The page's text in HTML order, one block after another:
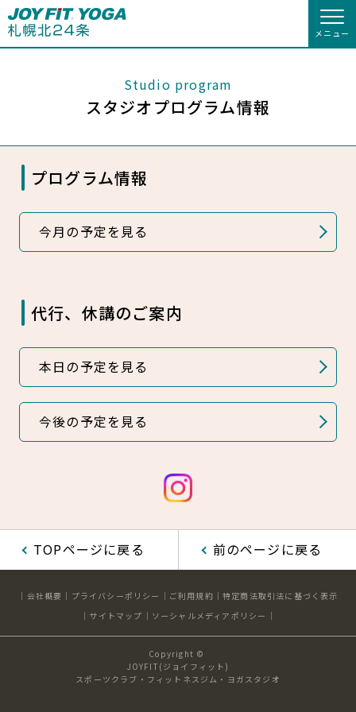
メニュー
会員様向けのご案内
会員の方へトップ
会員様へのお知らせ
予約する
店舗情報・サービス よくあるご質問
店舗へのお問い合わせ
入会のお手続きをする
入会するトップ
クレジットカードで入会する
入会を悩まれている方へ
入会を悩まれている方へトップ
施設ご利用案内 料金のご案内
アクセス 店舗情報・サービス
見学・体験 スタジオプログラム情報
入会方法
JOYFIT総合トップ
JOYFIT+
Studio program
スタジオプログラム情報
プログラム情報
今月の予定を見る
代行、休講のご案内
本日の予定を見る
今後の予定を見る
TOPページに戻る 前のページに戻る
会社概要 プライバシーポリシー ご利用規約
特定商法取引法に基づく表示
サイトマップ
ソーシャルメディアポリシー
Copyright ©
JOYFIT(ジョイフィット)
スポーツクラブ・フィットネスジム・ヨガスタジオ